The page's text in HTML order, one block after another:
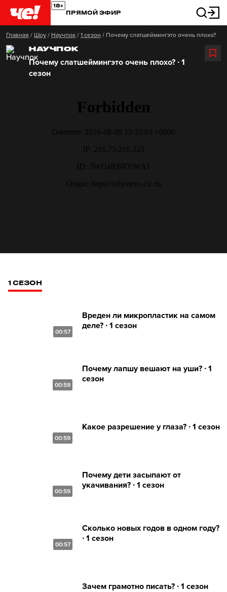
ПРЯМОЙ ЭФИР
Главная / Шоу / Научпок / 1 сезон / Почему слатшеймингэто очень плохо?
НАУЧПОК
Почему слатшеймингэто очень плохо? ∙ 1
сезон
1 СЕЗОН
00:57
Вреден ли микропластик на самом
деле? ∙ 1 сезон
00:59
Почему лапшу вешают на уши? ∙ 1
сезон
00:59
Какое разрешение у глаза? ∙ 1 сезон
00:59
Почему дети засыпают от
укачивания? ∙ 1 сезон
00:57
Сколько новых годов в одном году?
∙ 1 сезон
Зачем грамотно писать? ∙ 1 сезон